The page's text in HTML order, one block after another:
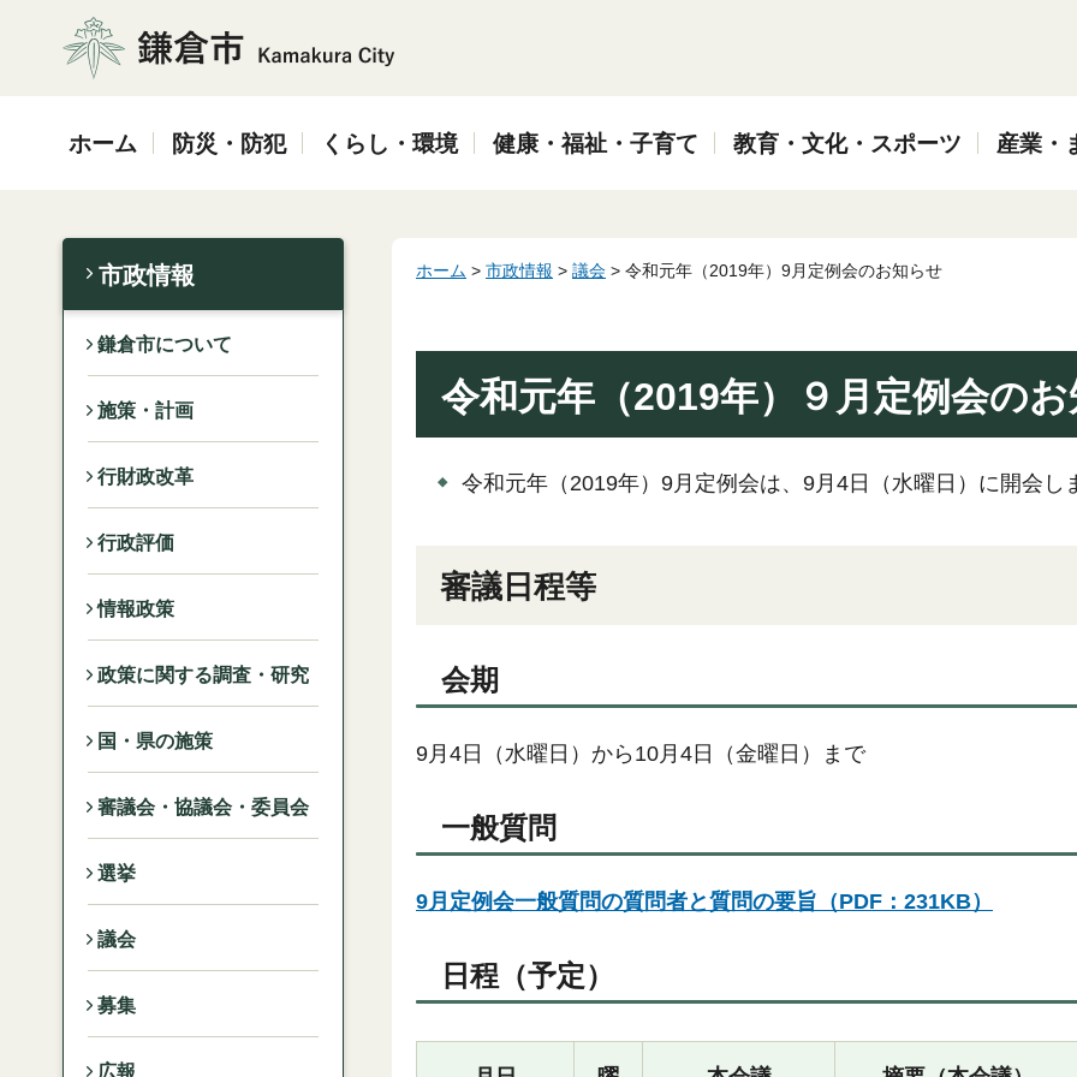
鎌倉市
ホーム 防災・防犯 くらし・環境 健康・福祉・子育て 教育・文化・スポーツ 産業・
市政情報
鎌倉市について
施策・計画
行財政改革
行政評価
情報政策
政策に関する調査・研究
国・県の施策
審議会・協議会・委員会
選挙
議会
募集
広報
ホーム > 市政情報 > 議会 > 令和元年（2019年）9月定例会のお知らせ
令和元年（2019年）９月定例会の
令和元年（2019年）9月定例会は、9月4日（水曜日）に開会し
審議日程等
会期
9月4日（水曜日）から10月4日（金曜日）まで
一般質問
9月定例会一般質問の質問者と質問の要旨（PDF：231KB）
日程（予定）